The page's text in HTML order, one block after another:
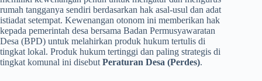
rumah tangganya sendiri berdasarkan hak asal-usul dan adat
istiadat setempat. Kewenangan otonom ini memberikan hak
kepada pemerintah desa bersama Badan Permusyawaratan
Desa (BPD) untuk melahirkan produk hukum tertulis di
tingkat lokal. Produk hukum tertinggi dan paling strategis di
tingkat komunal ini disebut Peraturan Desa (Perdes).